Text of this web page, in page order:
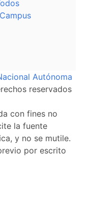
Autónoma
reservados
con fines no
la fuente
y no se mutile.
por escrito